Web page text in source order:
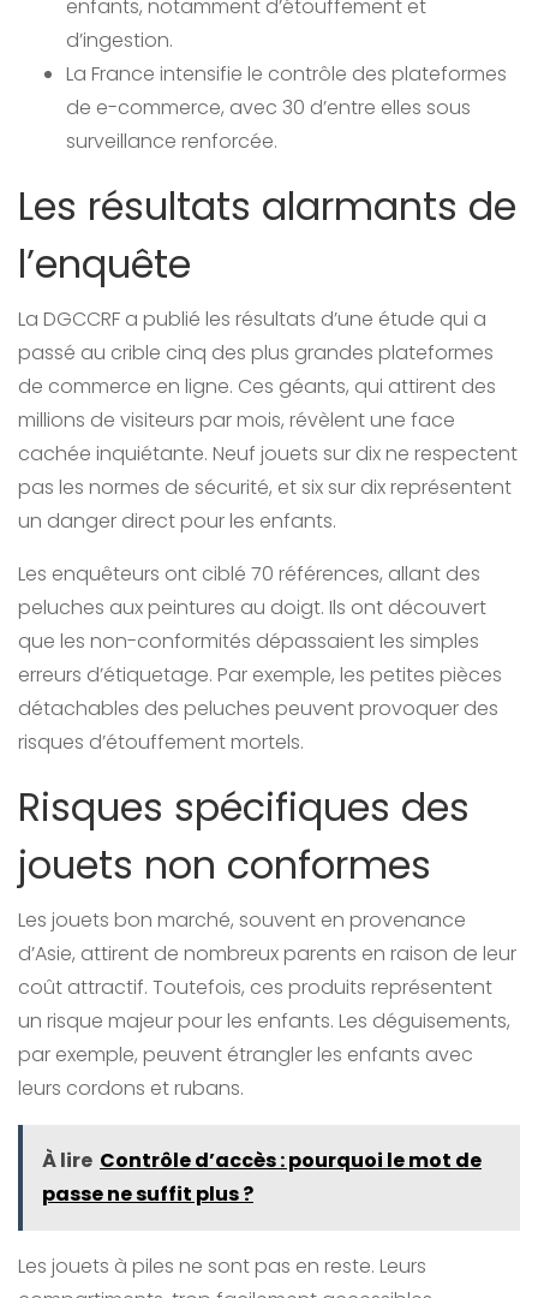
enfants, notamment d’étouffement et
d’ingestion.
La France intensifie le contrôle des plateformes
de e-commerce, avec 30 d’entre elles sous
surveillance renforcée.
Les résultats alarmants de
l’enquête
La DGCCRF a publié les résultats d’une étude qui a
passé au crible cinq des plus grandes plateformes
de commerce en ligne. Ces géants, qui attirent des
millions de visiteurs par mois, révèlent une face
cachée inquiétante. Neuf jouets sur dix ne respectent
pas les normes de sécurité, et six sur dix représentent
un danger direct pour les enfants.
Les enquêteurs ont ciblé 70 références, allant des
peluches aux peintures au doigt. Ils ont découvert
que les non-conformités dépassaient les simples
erreurs d’étiquetage. Par exemple, les petites pièces
détachables des peluches peuvent provoquer des
risques d’étouffement mortels.
Risques spécifiques des
jouets non conformes
Les jouets bon marché, souvent en provenance
d’Asie, attirent de nombreux parents en raison de leur
coût attractif. Toutefois, ces produits représentent
un risque majeur pour les enfants. Les déguisements,
par exemple, peuvent étrangler les enfants avec
leurs cordons et rubans.
À lire Contrôle d’accès : pourquoi le mot de
passe ne suffit plus ?
Les jouets à piles ne sont pas en reste. Leurs